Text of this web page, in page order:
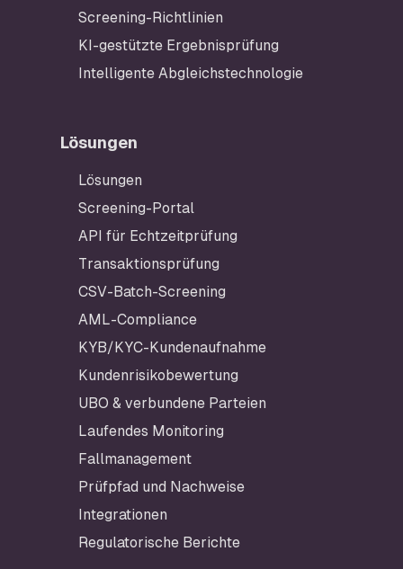
Screening-Richtlinien
KI-gestützte Ergebnisprüfung
Intelligente Abgleichstechnologie
Lösungen
Lösungen
Screening-Portal
API für Echtzeitprüfung
Transaktionsprüfung
CSV-Batch-Screening
AML-Compliance
KYB/KYC-Kundenaufnahme
Kundenrisikobewertung
UBO & verbundene Parteien
Laufendes Monitoring
Fallmanagement
Prüfpfad und Nachweise
Integrationen
Regulatorische Berichte